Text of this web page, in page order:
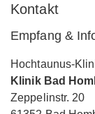
Kontakt
Empfang &
Hochtaunus-
Klinik Bad
Zeppelinstr. 20